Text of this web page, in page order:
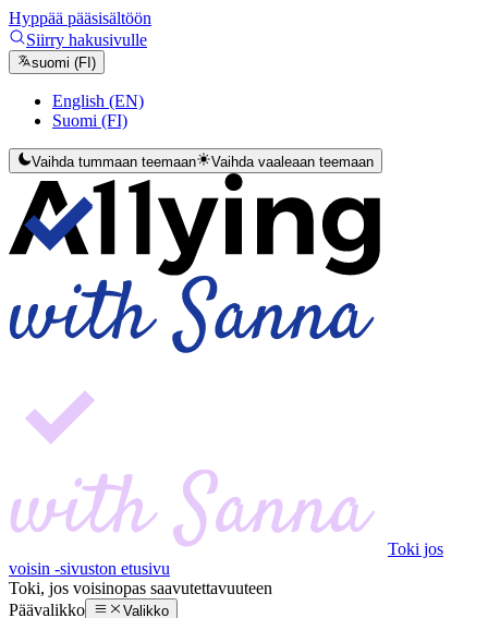
Hyppää pääsisältöön
Siirry hakusivulle
suomi (FI)
English (EN)
Suomi (FI)
Vaihda tummaan teemaan Vaihda vaaleaan teemaan
Toki jos
voisin -sivuston etusivu
Toki, jos voisinopas saavutettavuuteen
Päävalikko
Valikko